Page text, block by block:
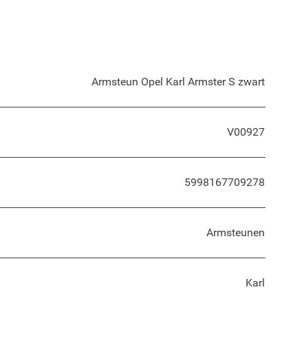
Armsteun Opel Karl Armster S zwart
V00927
5998167709278
Armsteunen
Karl